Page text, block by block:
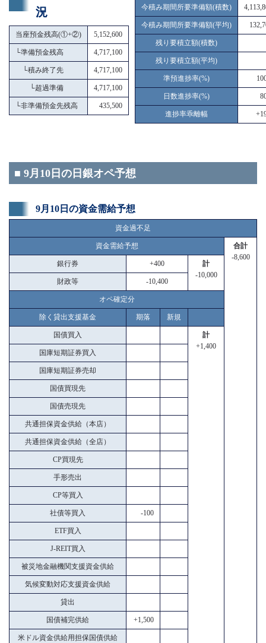
況
当座預金残高(①+②) 5,152,600
└準備預金残高 4,717,100
└積み終了先 4,717,100
└超過準備 4,717,100
└非準備預金先残高 435,500
今積み期間所要準備額(積数)
今積み期間所要準備額(平均)
残り要積立額(積数)
残り要積立額(平均)
準預進捗率(%)
日数進捗率(%)
進捗率乖離幅
■ 9月10日の日銀オペ予想
9月10日の資金需給予想
資金過不足
資金需給予想
合計
-8,600
銀行券 +400
計
-10,000
財政等 -10,400
オペ確定分
除く貸出支援基金 期落 新規
国債買入
計
+1,400
国庫短期証券買入
国庫短期証券売却
国債買現先
国債売現先
共通担保資金供給（本店）
共通担保資金供給（全店）
CP買現先
手形売出
CP等買入
社債等買入 -100
ETF買入
J-REIT買入
被災地金融機関支援資金供給
気候変動対応支援資金供給
貸出
国債補完供給 +1,500
米ドル資金供給用担保国債供給